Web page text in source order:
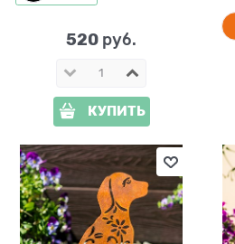
520 руб.
КУПИТЬ